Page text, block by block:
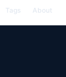
Tags About